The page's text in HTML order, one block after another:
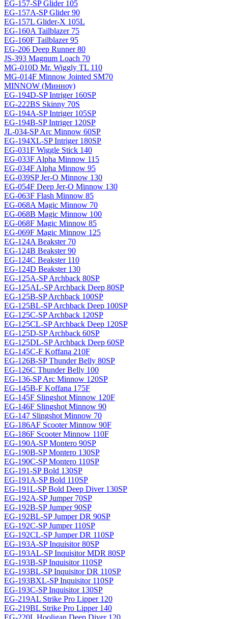
EG-157-SP Glider 105
EG-157A-SP Glider 90
EG-157L Glider-X 105L
EG-160A Tailblazer 75
EG-160F Tailblazer 95
EG-206 Deep Runner 80
JS-393 Magnum Loach 70
MG-010D Mr. Wiggly TL 110
MG-014F Minnow Jointed SM70
MINNOW (Минноу)
EG-194D-SP Intriger 160SP
EG-222BS Skinny 70S
EG-194A-SP Intriger 105SP
EG-194B-SP Intriger 120SP
JL-034-SP Arc Minnow 60SP
EG-194XL-SP Intriger 180SP
EG-031F Wiggle Stick 140
EG-033F Alpha Minnow 115
EG-034F Alpha Minnow 95
EG-039SP Jer-O Minnow 130
EG-054F Deep Jer-O Minnow 130
EG-063F Flash Minnow 85
EG-068A Magic Minnow 70
EG-068B Magic Minnow 100
EG-068F Magic Minnow 85
EG-069F Magiс Minnow 125
EG-124A Beakster 70
EG-124B Beakster 90
EG-124C Beakster 110
EG-124D Beakster 130
EG-125A-SP Archback 80SP
EG-125AL-SP Archback Deep 80SP
EG-125B-SP Archback 100SP
EG-125BL-SP Archback Deep 100SP
EG-125C-SP Archback 120SP
EG-125CL-SP Archback Deep 120SP
EG-125D-SP Archback 60SP
EG-125DL-SP Archback Deep 60SP
EG-145C-F Koffana 210F
EG-126B-SP Thunder Belly 80SP
EG-126C Thunder Belly 100
EG-136-SP Arc Minnow 120SP
EG-145B-F Koffana 175F
EG-145F Slingshot Minnow 120F
EG-146F Slingshot Minnow 90
EG-147 Slingshot Minnow 70
EG-186AF Scooter Minnow 90F
EG-186F Scooter Minnow 110F
EG-190A-SP Montero 90SP
EG-190B-SP Montero 130SP
EG-190C-SP Montero 110SP
EG-191-SP Bold 130SP
EG-191A-SP Bold 110SP
EG-191L-SP Bold Deep Diver 130SP
EG-192A-SP Jumper 70SP
EG-192B-SP Jumper 90SP
EG-192BL-SP Jumper DR 90SP
EG-192C-SP Jumper 110SP
EG-192CL-SP Jumper DR 110SP
EG-193A-SP Inquisitor 80SP
EG-193AL-SP Inquisitor MDR 80SP
EG-193B-SP Inquisitor 110SP
EG-193BL-SP Inquisitor DR 110SP
EG-193BXL-SP Inquisitor 110SP
EG-193C-SP Inquisitor 130SP
EG-219AL Strike Pro Lipper 120
EG-219BL Strike Pro Lipper 140
EG-220L Hooligan Deep Diver 120